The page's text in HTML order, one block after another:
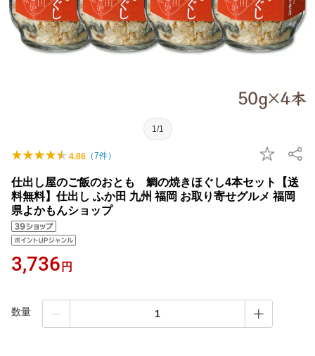
1/1
4.86 （7件）
仕出し屋のご飯のおとも 鯛の焼きほぐし4本セット【送
料無料】仕出し ふか田 九州 福岡 お取り寄せグルメ 福岡
県よかもんショップ
3,736 円
数量